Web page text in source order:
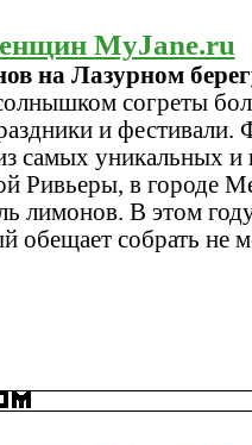
MyJane.ru
на Лазурном
согреты
и фестивали.
самых уникальных
Ривьеры, в городе
лимонов. В этом
обещает собрать не